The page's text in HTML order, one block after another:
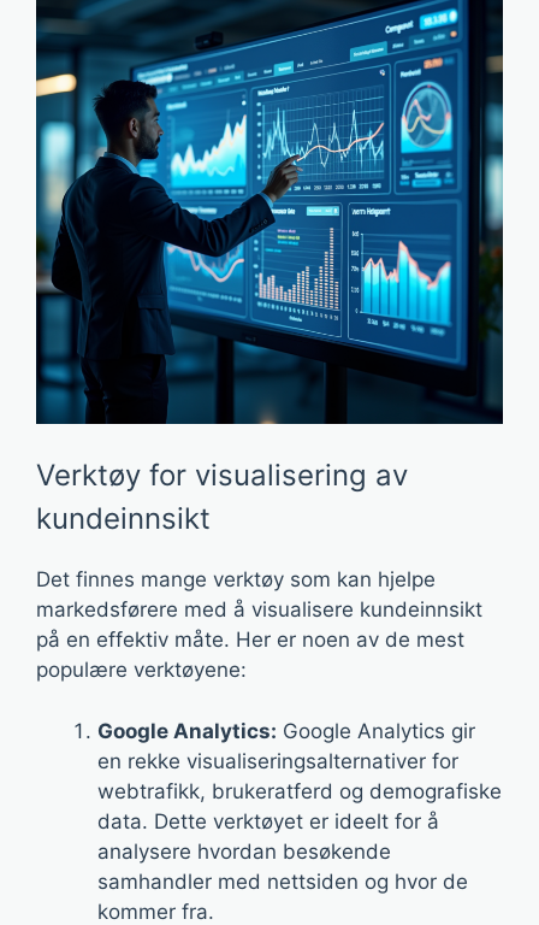
Verktøy for visualisering av
kundeinnsikt
Det finnes mange verktøy som kan hjelpe
markedsførere med å visualisere kundeinnsikt
på en effektiv måte. Her er noen av de mest
populære verktøyene:
Google Analytics: Google Analytics gir
en rekke visualiseringsalternativer for
webtrafikk, brukeratferd og demografiske
data. Dette verktøyet er ideelt for å
analysere hvordan besøkende
samhandler med nettsiden og hvor de
kommer fra.